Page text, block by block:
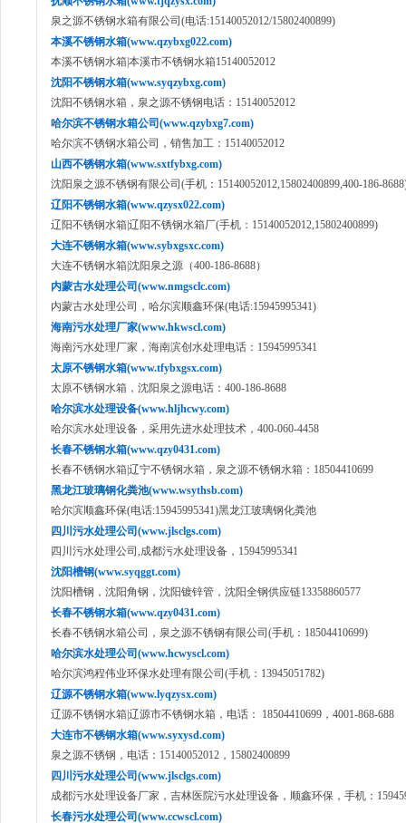
泉之源不锈钢水箱有限公司(电话:15140052012/15802400899)
本溪不锈钢水箱(www.qzybxg022.com)
本溪不锈钢水箱|本溪市不锈钢水箱15140052012
沈阳不锈钢水箱(www.syqzybxg.com)
沈阳不锈钢水箱，泉之源不锈钢电话：15140052012
哈尔滨不锈钢水箱公司(www.qzybxg7.com)
哈尔滨不锈钢水箱公司，销售加工：15140052012
山西不锈钢水箱(www.sxtfybxg.com)
沈阳泉之源不锈钢有限公司(手机：15140052012,15802400899,400-186-
辽阳不锈钢水箱(www.qzysx022.com)
辽阳不锈钢水箱|辽阳不锈钢水箱厂(手机：15140052012,15802400899)
大连不锈钢水箱(www.sybxgsxc.com)
大连不锈钢水箱|沈阳泉之源（400-186-8688）
内蒙古水处理公司(www.nmgsclc.com)
内蒙古水处理公司，哈尔滨顺鑫环保(电话:15945995341)
海南污水处理厂家(www.hkwscl.com)
海南污水处理厂家，海南滨创水处理电话：15945995341
太原不锈钢水箱(www.tfybxgsx.com)
太原不锈钢水箱，沈阳泉之源电话：400-186-8688
哈尔滨水处理设备(www.hljhcwy.com)
哈尔滨水处理设备，采用先进水处理技术，400-060-4458
长春不锈钢水箱(www.qzy0431.com)
长春不锈钢水箱|辽宁不锈钢水箱，泉之源不锈钢水箱：18504410699
黑龙江玻璃钢化粪池(www.wsythsb.com)
哈尔滨顺鑫环保(电话:15945995341)黑龙江玻璃钢化粪池
四川污水处理公司(www.jlsclgs.com)
四川污水处理公司,成都污水处理设备，15945995341
沈阳槽钢(www.syqggt.com)
沈阳槽钢，沈阳角钢，沈阳镀锌管，沈阳全钢供应链13358860577
长春不锈钢水箱(www.qzy0431.com)
长春不锈钢水箱公司，泉之源不锈钢有限公司(手机：18504410699)
哈尔滨水处理公司(www.hcwyscl.com)
哈尔滨鸿程伟业环保水处理有限公司(手机：13945051782)
辽源不锈钢水箱(www.lyqzysx.com)
辽源不锈钢水箱|辽源市不锈钢水箱，电话： 18504410699，4001-868-688
大连市不锈钢水箱(www.syxysd.com)
泉之源不锈钢，电话：15140052012，15802400899
四川污水处理公司(www.jlsclgs.com)
成都污水处理设备厂家，吉林医院污水处理设备，顺鑫环保，手机：
长春污水处理公司(www.ccwscl.com)